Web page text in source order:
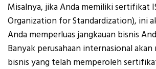
Misalnya, jika Anda memiliki sertifikat
Organization for Standardization), ini
Anda memperluas jangkauan bisnis
Banyak perusahaan internasional
bisnis yang telah memperoleh